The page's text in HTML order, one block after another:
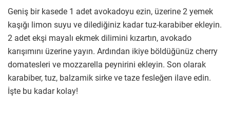
Geniş bir kasede 1 adet avokadoyu ezin, üzerine 2 yemek
kaşığı limon suyu ve dilediğiniz kadar tuz-karabiber ekleyin.
2 adet ekşi mayalı ekmek dilimini kızartın, avokado
karışımını üzerine yayın. Ardından ikiye böldüğünüz cherry
domatesleri ve mozzarella peynirini ekleyin. Son olarak
karabiber, tuz, balzamik sirke ve taze fesleğen ilave edin.
İşte bu kadar kolay!